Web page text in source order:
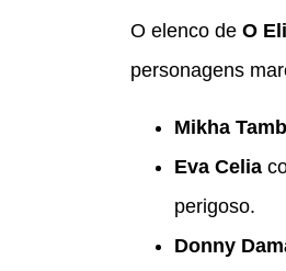
O elenco de O
personagens
Mikha
Eva Celia
perigoso.
Donny